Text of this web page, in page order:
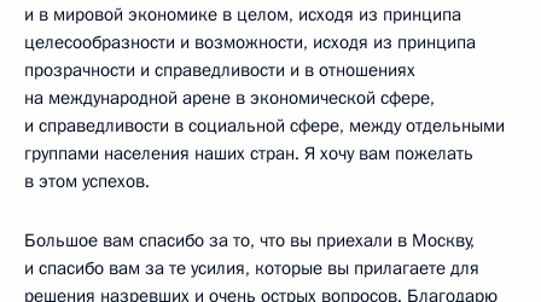
и в мировой экономике в целом, исходя из принципа
целесообразности и возможности, исходя из принципа
прозрачности и справедливости и в отношениях
на международной арене в экономической сфере,
и справедливости в социальной сфере, между отдельными
группами населения наших стран. Я хочу вам пожелать
в этом успехов.
Большое вам спасибо за то, что вы приехали в Москву,
и спасибо вам за те усилия, которые вы прилагаете для
решения назревших и очень острых вопросов. Благодарю